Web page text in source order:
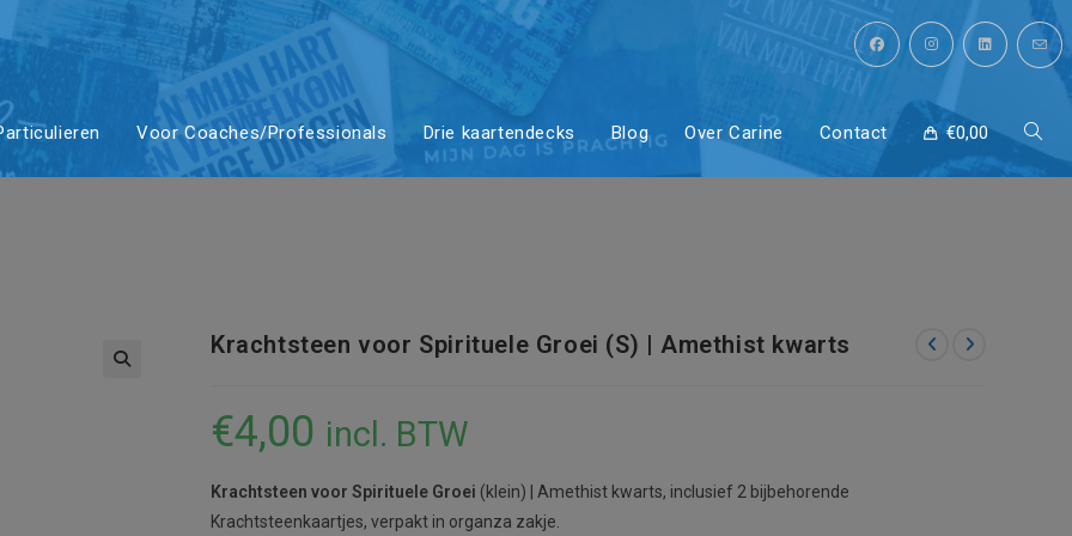
Voor Coaches/Professionals Drie kaartendecks Blog Over Carine Contact €0,00
voor Spirituele Groei
kwarts
Krachtsteen voor Spirituele Groei (S) | Amethist kwarts
€4,00 incl. BTW
Krachtsteen voor Spirituele Groei (klein) | Amethist kwarts, inclusief 2 bijbehorende
Krachtsteenkaartjes, verpakt in organza zakje.